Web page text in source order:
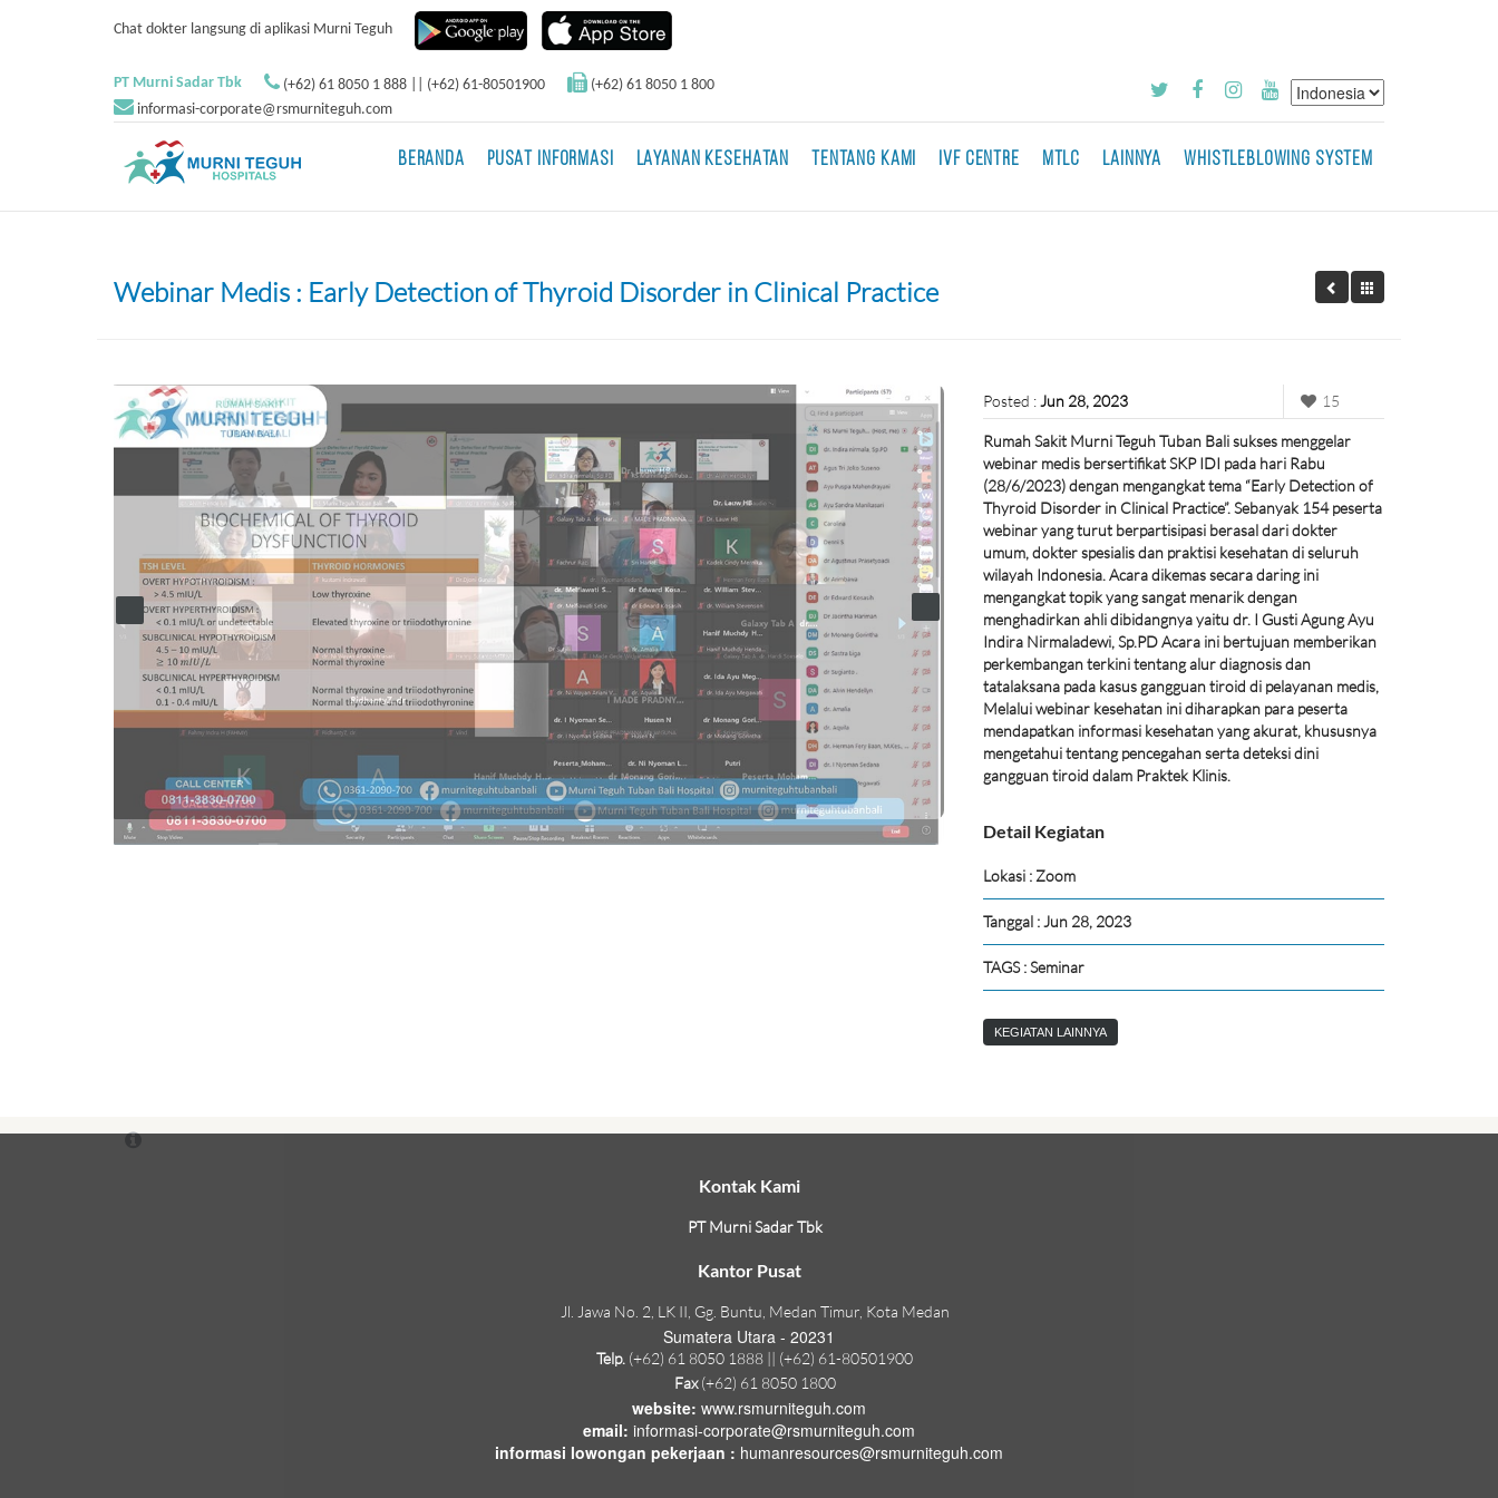
Chat dokter langsung di aplikasi Murni Teguh
PT Murni Sadar Tbk (+62) 61 8050 1 888 || (+62) 61-80501900
(+62) 61 8050 1 800
informasi-corporate@rsmurniteguh.com
BERANDA PUSAT INFORMASI LAYANAN KESEHATAN TENTANG KAMI IVF CENTRE MTLC LAINNYA WHISTLEBLOWING SYSTEM
Webinar Medis : Early Detection of Thyroid Disorder in Clinical Practice
Posted :Jun 28, 2023 15
Rumah Sakit Murni Teguh Tuban Bali sukses menggelar
webinar medis bersertifikat SKP IDI pada hari Rabu
(28/6/2023) dengan mengangkat tema “Early Detection of
Thyroid Disorder in Clinical Practice”. Sebanyak 154 peserta
webinar yang turut berpartisipasi berasal dari dokter
umum, dokter spesialis dan praktisi kesehatan di seluruh
wilayah Indonesia. Acara dikemas secara daring ini
mengangkat topik yang sangat menarik dengan
menghadirkan ahli dibidangnya yaitu dr. I Gusti Agung Ayu
Indira Nirmaladewi, Sp.PD Acara ini bertujuan memberikan
perkembangan terkini tentang alur diagnosis dan
tatalaksana pada kasus gangguan tiroid di pelayanan medis,
Melalui webinar kesehatan ini diharapkan para peserta
mendapatkan informasi kesehatan yang akurat, khususnya
mengetahui tentang pencegahan serta deteksi dini
gangguan tiroid dalam Praktek Klinis.
Detail Kegiatan
Lokasi : Zoom
Tanggal : Jun 28, 2023
TAGS : Seminar
KEGIATAN LAINNYA
Kontak Kami
PT Murni Sadar Tbk
Kantor Pusat
Jl. Jawa No. 2, LK II, Gg. Buntu, Medan Timur, Kota Medan
Sumatera Utara - 20231
Telp. (+62) 61 8050 1888 || (+62) 61-80501900
Fax(+62) 61 8050 1800
website: www.rsmurniteguh.com
email: informasi-corporate@rsmurniteguh.com
informasi lowongan pekerjaan : humanresources@rsmurniteguh.com